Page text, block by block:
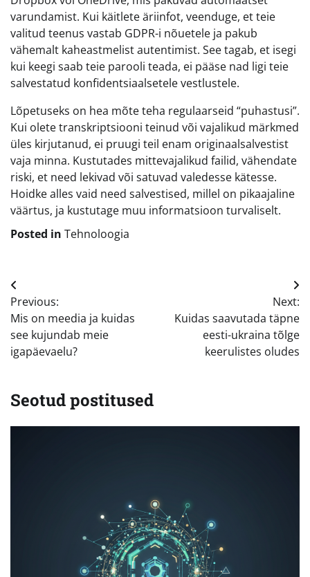
varundamist. Kui käitlete äriinfot, veenduge, et teie
valitud teenus vastab GDPR-i nõuetele ja pakub
vähemalt kaheastmelist autentimist. See tagab, et isegi
kui keegi saab teie parooli teada, ei pääse nad ligi teie
salvestatud konfidentsiaalsetele vestlustele.
Lõpetuseks on hea mõte teha regulaarseid “puhastusi”.
Kui olete transkriptsiooni teinud või vajalikud märkmed
üles kirjutanud, ei pruugi teil enam originaalsalvestist
vaja minna. Kustutades mittevajalikud failid, vähendate
riski, et need lekivad või satuvad valedesse kätesse.
Hoidke alles vaid need salvestised, millel on pikaajaline
väärtus, ja kustutage muu informatsioon turvaliselt.
Posted in Tehnoloogia
Navigeerimine
Previous:
Mis on meedia ja kuidas
see kujundab meie
igapäevaelu?
Next:
Kuidas saavutada täpne
eesti-ukraina tõlge
keerulistes oludes
Seotud postitused